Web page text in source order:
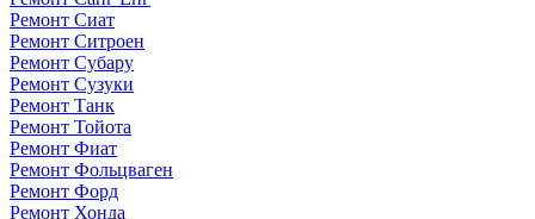
Ремонт Сиат
Ремонт Ситроен
Ремонт Субару
Ремонт Сузуки
Ремонт Танк
Ремонт Тойота
Ремонт Фиат
Ремонт Фольцваген
Ремонт Форд
Ремонт Хонда